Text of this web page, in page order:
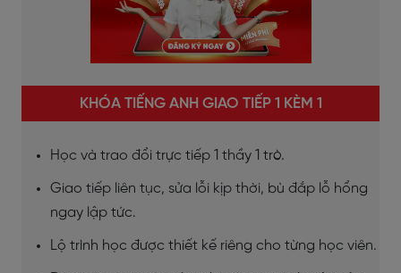
KHÓA TIẾNG ANH GIAO TIẾP 1 KÈM 1
Học và trao đổi trực tiếp 1 thầy 1 trò.
Giao tiếp liên tục, sửa lỗi kịp thời, bù đắp lỗ hổng
ngay lập tức.
Lộ trình học được thiết kế riêng cho từng học viên.